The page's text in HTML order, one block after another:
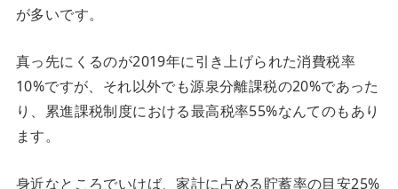
が多いです。
真っ先にくるのが2019年に引き上げられた消費税率
10%ですが、それ以外でも源泉分離課税の20%であった
り、累進課税制度における最高税率55%なんてのもあり
ます。
身近なところでいけば、家計に占める貯蓄率の目安25%